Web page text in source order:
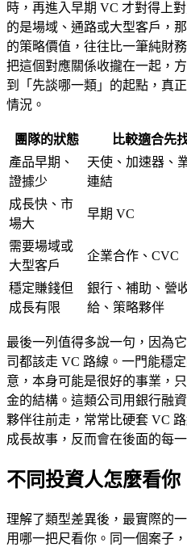
時，再進入早期 VC 才對得上
的是場域、通路或大型客戶，
的策略價值，往往比一筆純財
把這個對應關係收攏在一起，
到「先談哪一類」的起點，真
情況。
團隊的狀態 比較適合先
產品早期、
證據少
天使、加速器、
連結
成長快、市
場大
早期 VC
需要場域或
大型客戶
企業合作、CVC
穩定賺錢但
成長有限
銀行、補助、營
給、策略夥伴
最後一列值得多說一句，因為
司都該走 VC 路線。一門能穩
意，本身可能是很好的事業，
金的結構。這類公司用銀行融
夥伴往前走，常常比硬套 VC
成長故事，反而會在後面的每
不同投資人怎麼看
理解了類型差異後，最實際的
用哪一把尺看你。同一個案子